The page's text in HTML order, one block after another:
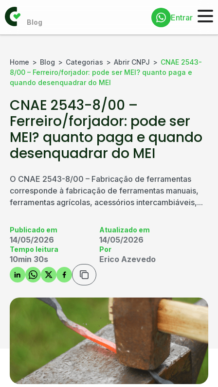
Entrar
Home Blog Categorias Abrir CNPJ
CNAE 2543-
8/00 – Ferreiro/forjador: pode ser MEI? quanto paga e
quando desenquadrar do MEI
CNAE 2543-8/00 –
Ferreiro/forjador: pode ser
MEI? quanto paga e quando
desenquadrar do MEI
O CNAE 2543-8/00 – Fabricação de ferramentas
corresponde à fabricação de ferramentas manuais,
ferramentas agrícolas, acessórios intercambiáveis,...
Publicado em
14/05/2026
Atualizado em
14/05/2026
Tempo leitura
10min 30s
Por
Erico Azevedo